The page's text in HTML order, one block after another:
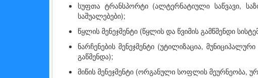
სუფთა ტრანსპორტი (ალტერნატიული საწვავი,
საშუალებები);
წყლის მენეჯმენტი (წყლის და წვიმის გამწმენდი
ნარჩენების მენეჯმენტი (უტილიზაცია,
გაწმენდა);
მიწის მენეჯმენტი (ორგანული სოფლის მეურნეობა,